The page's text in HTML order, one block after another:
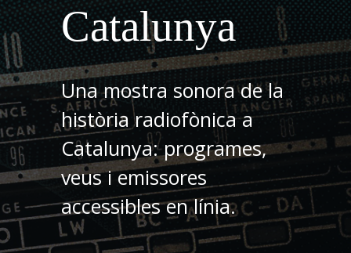
Catalunya
Una mostra sonora de la
història radiofònica a
Catalunya: programes,
veus i emissores
accessibles en línia.